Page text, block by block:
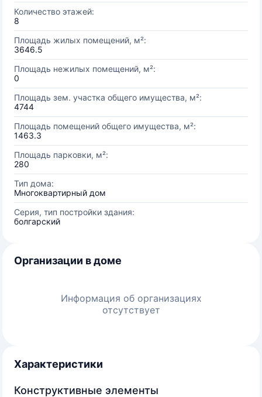
Количество этажей:
8
Площадь жилых помещений, м²:
3646.5
Площадь нежилых помещений, м²:
0
Площадь зем. участка общего имущества, м²:
4744
Площадь помещений общего имущества, м²:
1463.3
Площадь парковки, м²:
280
Тип дома:
Многоквартирный дом
Серия, тип постройки здания:
болгарский
Организации в доме
Информация об организациях
отсутствует
Характеристики
Конструктивные элементы